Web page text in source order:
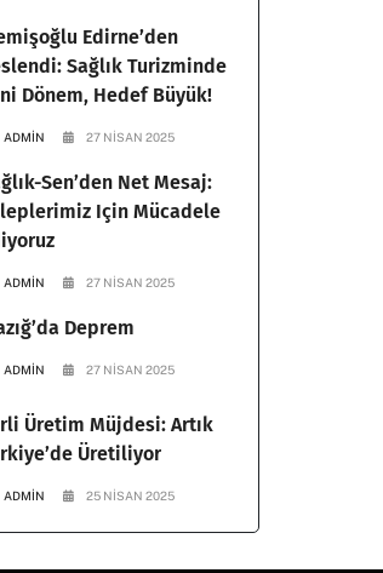
Edirne’den
Sağlık Turizminde
Dönem, Hedef Büyük!
ADMIN 27 NISAN 2025
Sen’den Net Mesaj:
Için Mücadele
ADMIN 27 NISAN 2025
Deprem
ADMIN 27 NISAN 2025
Üretim Müjdesi: Artık
Üretiliyor
ADMIN 25 NISAN 2025